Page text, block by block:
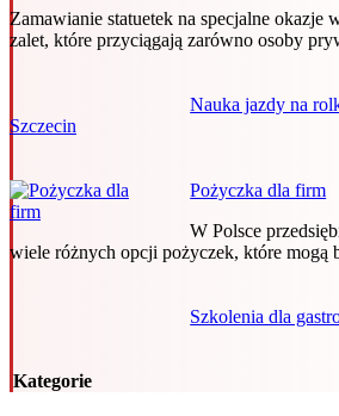
Zamawianie statuetek na specjalne okazje
zalet, które przyciągają zarówno osoby
Nauka jazdy na
Szczecin
Pożyczka dla firm
W Polsce
wiele różnych opcji pożyczek, które mogą
Szkolenia dla
Kategorie